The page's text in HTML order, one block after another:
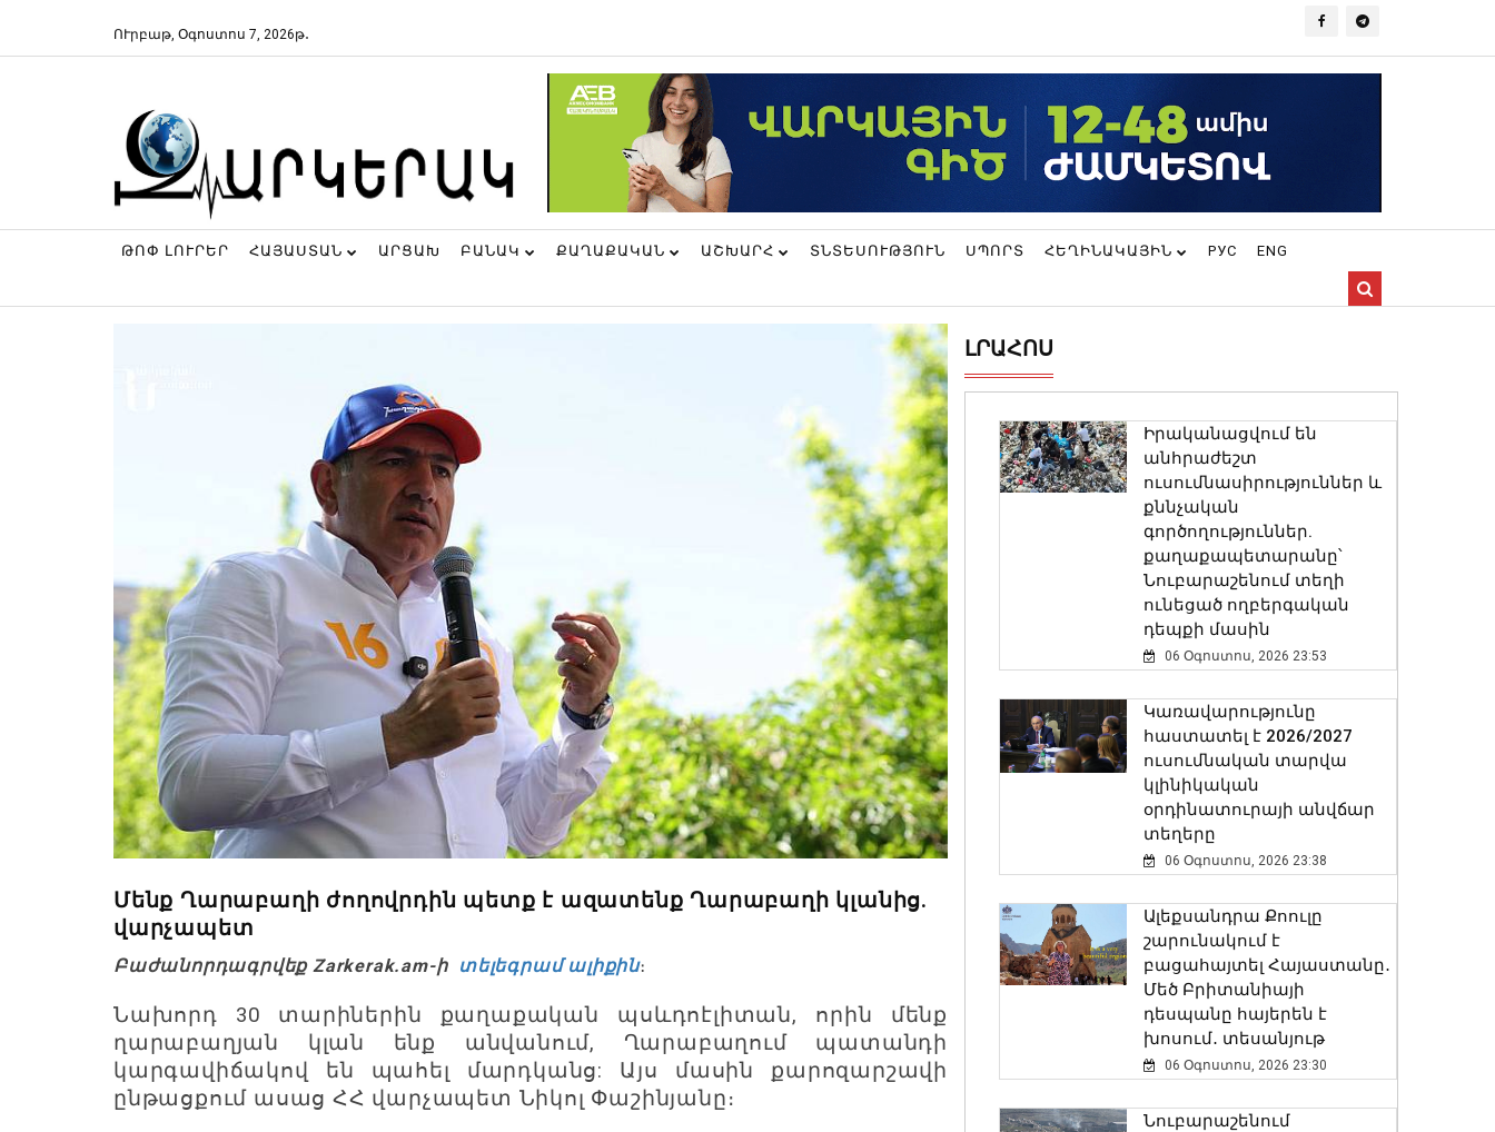
ՈՒրբաթ, Օգոստոս 7, 2026թ․
ԹՈՓ ԼՈՒՐԵՐ ՀԱՅԱՍՏԱՆ ԱՐՑԱԽ ԲԱՆԱԿ ՔԱՂԱՔԱԿԱՆ ԱՇԽԱՐՀ ՏՆՏԵՍՈՒԹՅՈՒՆ ՍՊՈՐՏ ՀԵՂԻՆԱԿԱՅԻՆ РУС ENG
Մենք Ղարաբաղի ժողովրդին պետք է ազատենք Ղարաբաղի կլանից.
վարչապետ
Բաժանորդագրվեք Zarkerak.am-ի տելեգրամ ալիքին։
Նախորդ 30 տարիներին քաղաքական պսևդոէլիտան, որին մենք
ղարաբաղյան կլան ենք անվանում, Ղարաբաղում պատանդի
կարգավիճակով են պահել մարդկանց: Այս մասին քարոզարշավի
ընթացքում ասաց ՀՀ վարչապետ Նիկոլ Փաշինյանը։
ԼՐԱՀՈՍ
Իրականացվում են
անհրաժեշտ
ուսումնասիրություններ և
քննչական
գործողություններ.
քաղաքապետարանը՝
Նուբարաշենում տեղի
ունեցած ողբերգական
դեպքի մասին
06 Օգոստոս, 2026 23:53
Կառավարությունը
հաստատել է 2026/2027
ուսումնական տարվա
կլինիկական
օրդինատուրայի անվճար
տեղերը
06 Օգոստոս, 2026 23:38
Ալեքսանդրա Քոուլը
շարունակում է
բացահայտել Հայաստանը․
Մեծ Բրիտանիայի
դեսպանը հայերեն է
խոսում․ տեսանյութ
06 Օգոստոս, 2026 23:30
Նուբարաշենում